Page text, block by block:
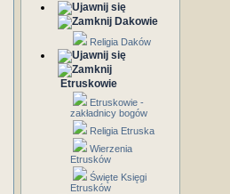
Dakowie
Religia Daków
Etruskowie
Etruskowie -
zakładnicy bogów
Religia Etruska
Wierzenia
Etrusków
Święte Księgi
Etrusków